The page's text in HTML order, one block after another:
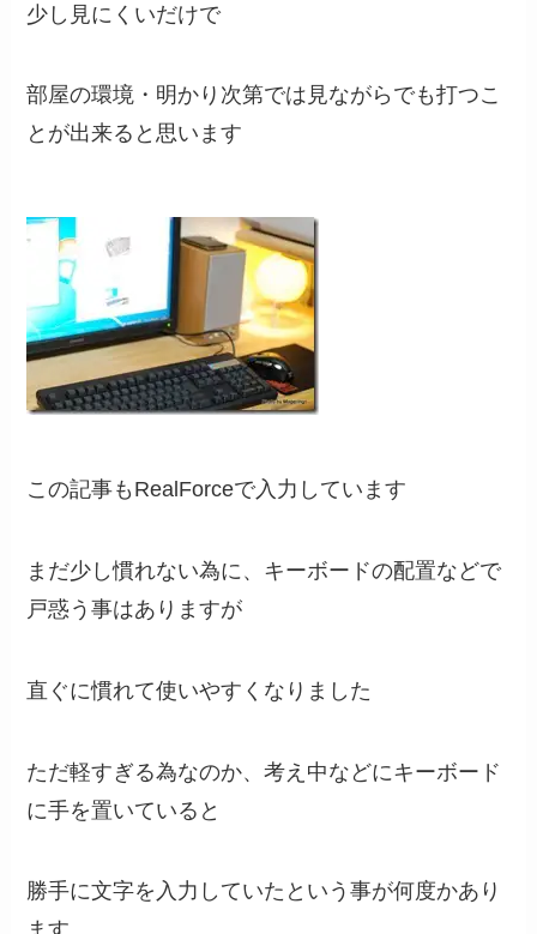
少し見にくいだけで
部屋の環境・明かり次第では見ながらでも打つこ
とが出来ると思います
この記事もRealForceで入力しています
まだ少し慣れない為に、キーボードの配置などで
戸惑う事はありますが
直ぐに慣れて使いやすくなりました
ただ軽すぎる為なのか、考え中などにキーボード
に手を置いていると
勝手に文字を入力していたという事が何度かあり